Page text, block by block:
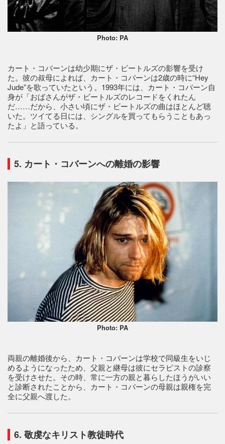
Photo: PA
カート・コバーンは幼少期にザ・ビートルズの影響を受け
た。彼の叔母によれば、カート・コバーンは2歳の時に“Hey
Jude”を歌っていたという。1993年には、カート・コバーン自
身が「おばさんがザ・ビートルズのレコードをくれたん
だ……だから、小さい頃にザ・ビートルズの曲はほとんど聴
いた。ツイてる日には、シングルを買ってもらうこともあっ
たよ」と語っている。
5. カート・コバーンへの離婚の影響
Photo: PA
両親の離婚後から、カート・コバーンは学校で同級生をいじ
めるようになったため、父親と継母は彼にセラピストの診察
を受けさせた。その時、常に一方の親と暮らしたほうがいい
と診断されたことから、カート・コバーンの母親は親権を完
全に父親へ渡した。
6. 敬虔なキリスト教徒時代